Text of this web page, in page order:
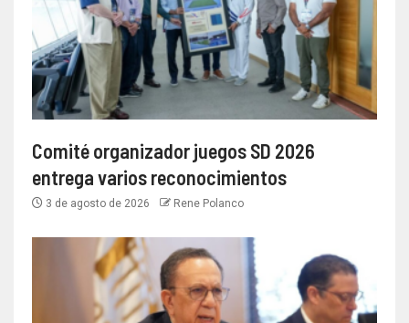
Comité organizador juegos SD 2026
entrega varios reconocimientos
3 de agosto de 2026 Rene Polanco